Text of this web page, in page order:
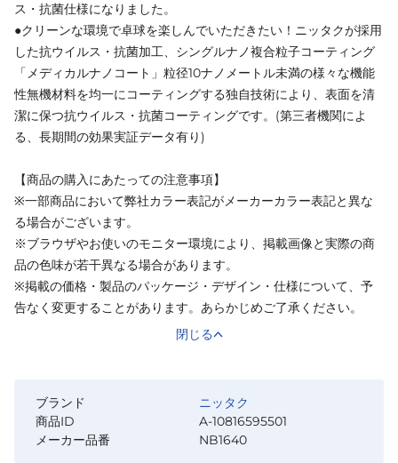
ス・抗菌仕様になりました。
●クリーンな環境で卓球を楽しんでいただきたい！ニッタクが採用
した抗ウイルス・抗菌加工、シングルナノ複合粒子コーティング
「メディカルナノコート」粒径10ナノメートル未満の様々な機能
性無機材料を均一にコーティングする独自技術により、表面を清
潔に保つ抗ウイルス・抗菌コーティングです。(第三者機関によ
る、長期間の効果実証データ有り)
【商品の購入にあたっての注意事項】
※一部商品において弊社カラー表記がメーカーカラー表記と異な
る場合がございます。
※ブラウザやお使いのモニター環境により、掲載画像と実際の商
品の色味が若干異なる場合があります。
※掲載の価格・製品のパッケージ・デザイン・仕様について、予
告なく変更することがあります。あらかじめご了承ください。
閉じる
ブランド
ニッタク
商品ID
A-10816595501
メーカー品番
NB1640